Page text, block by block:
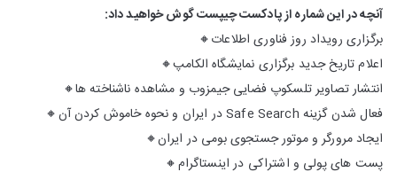
آنچه در این شماره از پادکست چیپست گوش خواهید داد:
برگزاری رویداد روز فناوری اطلاعات🔸
اعلام تاریخ جدید برگزاری نمایشگاه الکامپ🔸
انتشار تصاویر تلسکوپ فضایی جیمزوب و مشاهده ناشناخته ها🔸
فعال شدن گزینه Safe Search در ایران و نحوه خاموش کردن آن
🔸
ایجاد مرورگر و موتور جستجوی بومی در ایران🔸
پست های پولی و اشتراکی در اینستاگرام🔸